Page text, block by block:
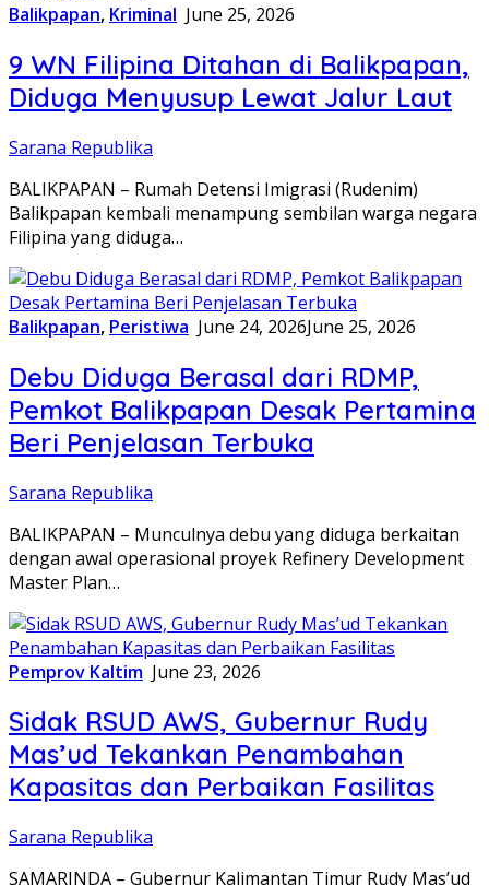
Balikpapan, Kriminal June 25, 2026
9 WN Filipina Ditahan di Balikpapan,
Diduga Menyusup Lewat Jalur Laut
Sarana Republika
BALIKPAPAN – Rumah Detensi Imigrasi (Rudenim)
Balikpapan kembali menampung sembilan warga negara
Filipina yang diduga…
Balikpapan, Peristiwa June 24, 2026June 25, 2026
Debu Diduga Berasal dari RDMP,
Pemkot Balikpapan Desak Pertamina
Beri Penjelasan Terbuka
Sarana Republika
BALIKPAPAN – Munculnya debu yang diduga berkaitan
dengan awal operasional proyek Refinery Development
Master Plan…
Pemprov Kaltim June 23, 2026
Sidak RSUD AWS, Gubernur Rudy
Mas’ud Tekankan Penambahan
Kapasitas dan Perbaikan Fasilitas
Sarana Republika
SAMARINDA – Gubernur Kalimantan Timur Rudy Mas’ud